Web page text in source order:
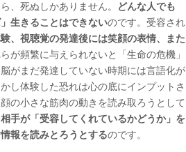
、死ぬしかありません。
どんな人でも
生きることはできないのです。受容され
、視聴覚の発達後には笑顔の表情、また
が頻繁に与えられないと「生命の危機」
がまだ発達していない時期には言語化が
し体験した恐れは心の底にインプットさ
の小さな筋肉の動きを読み取ろうとして
手が「受容してくれているかどうか」を
報を読みとろうとするのです。